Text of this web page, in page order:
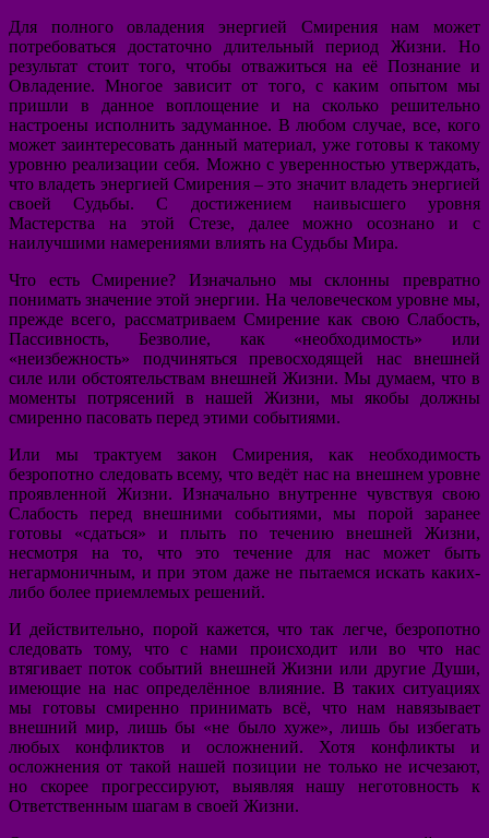
Для полного овладения энергией Смирения нам может
потребоваться достаточно длительный период Жизни. Но
результат стоит того, чтобы отважиться на её Познание и
Овладение. Многое зависит от того, с каким опытом мы
пришли в данное воплощение и на сколько решительно
настроены исполнить задуманное. В любом случае, все, кого
может заинтересовать данный материал, уже готовы к такому
уровню реализации себя. Можно с уверенностью утверждать,
что владеть энергией Смирения – это значит владеть энергией
своей Судьбы. С достижением наивысшего уровня
Мастерства на этой Стезе, далее можно осознано и с
наилучшими намерениями влиять на Судьбы Мира.
Что есть Смирение? Изначально мы склонны превратно
понимать значение этой энергии. На человеческом уровне мы,
прежде всего, рассматриваем Смирение как свою Слабость,
Пассивность, Безволие, как «необходимость» или
«неизбежность» подчиняться превосходящей нас внешней
силе или обстоятельствам внешней Жизни. Мы думаем, что в
моменты потрясений в нашей Жизни, мы якобы должны
смиренно пасовать перед этими событиями.
Или мы трактуем закон Смирения, как необходимость
безропотно следовать всему, что ведёт нас на внешнем уровне
проявленной Жизни. Изначально внутренне чувствуя свою
Слабость перед внешними событиями, мы порой заранее
готовы «сдаться» и плыть по течению внешней Жизни,
несмотря на то, что это течение для нас может быть
негармоничным, и при этом даже не пытаемся искать каких-
либо более приемлемых решений.
И действительно, порой кажется, что так легче, безропотно
следовать тому, что с нами происходит или во что нас
втягивает поток событий внешней Жизни или другие Души,
имеющие на нас определённое влияние. В таких ситуациях
мы готовы смиренно принимать всё, что нам навязывает
внешний мир, лишь бы «не было хуже», лишь бы избегать
любых конфликтов и осложнений. Хотя конфликты и
осложнения от такой нашей позиции не только не исчезают,
но скорее прогрессируют, выявляя нашу неготовность к
Ответственным шагам в своей Жизни.